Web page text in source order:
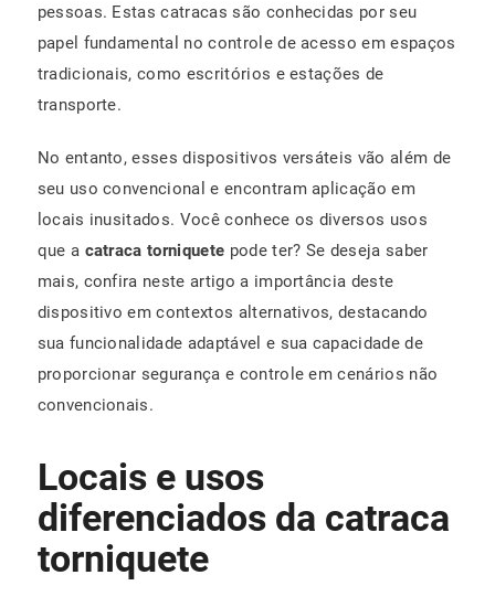
pessoas. Estas catracas são conhecidas por seu
papel fundamental no controle de acesso em espaços
tradicionais, como escritórios e estações de
transporte.
No entanto, esses dispositivos versáteis vão além de
seu uso convencional e encontram aplicação em
locais inusitados. Você conhece os diversos usos
que a catraca torniquete pode ter? Se deseja saber
mais, confira neste artigo a importância deste
dispositivo em contextos alternativos, destacando
sua funcionalidade adaptável e sua capacidade de
proporcionar segurança e controle em cenários não
convencionais.
Locais e usos
diferenciados da catraca
torniquete